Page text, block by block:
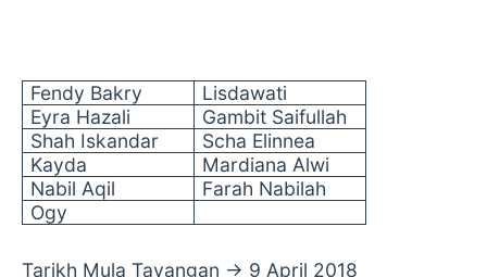
Fendy Bakry
Lisdawati
Eyra Hazali
Gambit Saifullah
Shah Iskandar
Scha Elinnea
Kayda
Mardiana Alwi
Nabil Aqil
Farah Nabilah
Ogy
Tarikh Mula Tayangan → 9 April 2018